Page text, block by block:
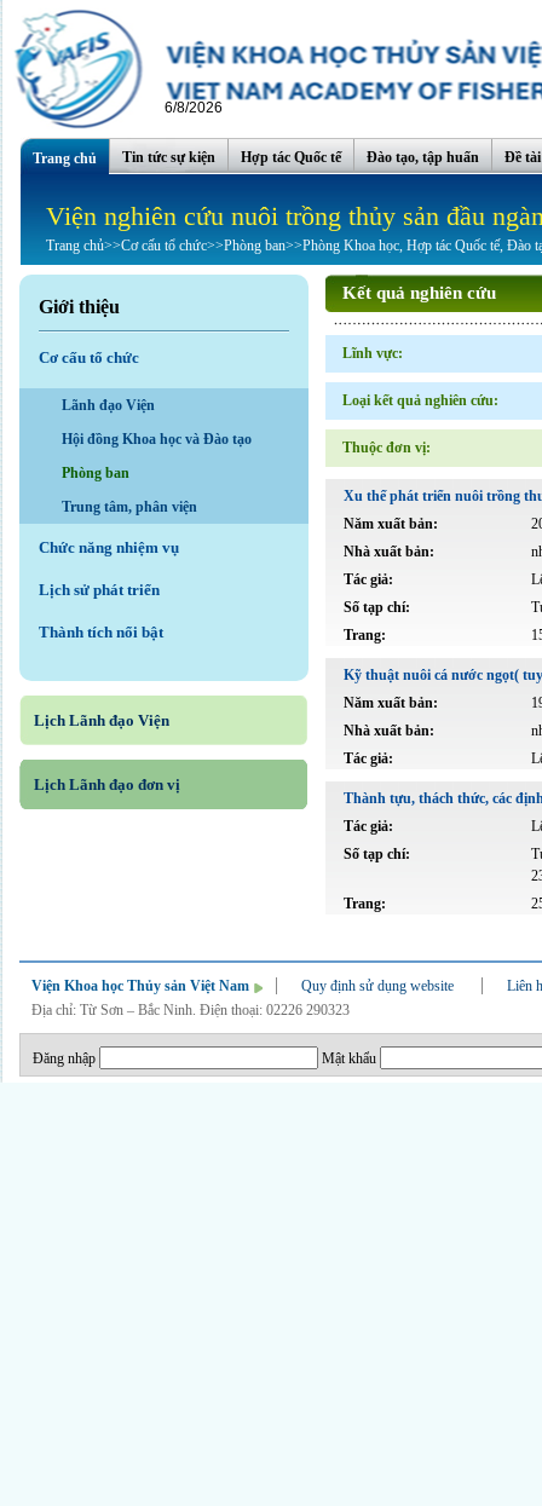
6/8/2026
Trang chủ Tin tức sự kiện Hợp tác Quốc tế Đào tạo, tập huấn Đề
Viện nghiên cứu nuôi trồng thủy sản đầu
Trang chủ>>Cơ cấu tổ chức>>Phòng ban>>Phòng Khoa học, Hợp tác Quốc tế, Đào
Giới thiệu
Cơ cấu tổ chức
Lãnh đạo Viện
Hội đồng Khoa học và Đào tạo
Phòng ban
Trung tâm, phân viện
Chức năng nhiệm vụ
Lịch sử phát triển
Thành tích nổi bật
Lịch Lãnh đạo Viện
Lịch Lãnh đạo đơn vị
Kết quả nghiên cứu
Lĩnh vực:
Loại kết quả nghiên cứu:
Thuộc đơn vị:
Xu thế phát triển nuôi trồng
Năm xuất bản:
Nhà xuất bản:
Tác giả:
Số tạp chí:
Trang:
Kỹ thuật nuôi cá nước ngọt(
Năm xuất bản:
Nhà xuất bản:
Tác giả:
Thành tựu, thách thức, các
Tác giả:
Số tạp chí:
Trang:
Viện Khoa học Thủy sản Việt Nam Quy định sử dụng website
Liên
Địa chỉ: Từ Sơn – Bắc Ninh. Điện thoại: 02226 290323
Đăng nhập Mật khẩu